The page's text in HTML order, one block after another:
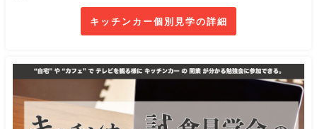
キッチンカー個別見学の詳細